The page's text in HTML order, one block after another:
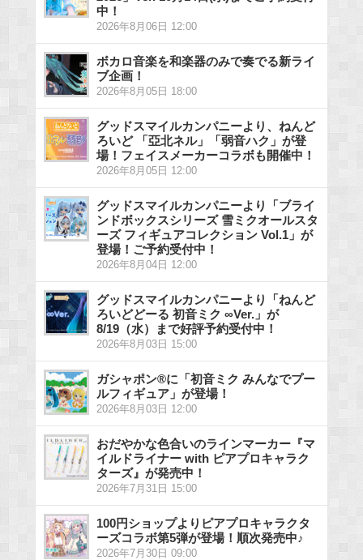
中！
2026年8月06日 12:00
ボカロ音楽を和楽器のみで奏でる新ライ
ブ企画！
2026年8月05日 18:00
グッドスマイルカンパニーより、ねんど
ろいど 「亞北ネル」「弱音ハク」が登
場！フェイスメーカーコラボも開催中！
2026年8月05日 12:00
グッドスマイルカンパニーより「ブライ
ンドボックスシリーズ 雪ミクオールスタ
ーズ フィギュアコレクション Vol.1」が
登場！ご予約受付中！
2026年8月04日 12:00
グッドスマイルカンパニーより「ねんど
ろいどどーる 初音ミク ∞Ver.」が
8/19（水）まで好評予約受付中！
2026年8月03日 15:00
ガシャポン®に「初音ミク みんなでプー
ルフィギュア」が登場！
2026年8月03日 12:00
おだやかな色合いのラインマーカー『マ
イルドライナー with ピアプロキャラク
ターズ』が発売中！
2026年7月31日 15:00
100円ショップよりピアプロキャラクタ
ーズコラボ第5弾が登場！順次発売中♪
2026年7月30日 09:00